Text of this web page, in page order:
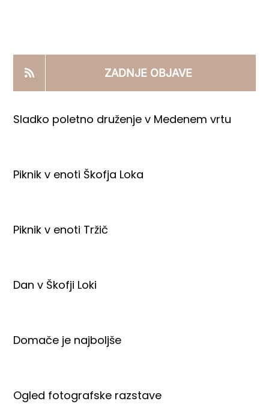
PRODAJNI IZDELKI
AKTUALNO
ZADNJE OBJAVE
Sladko poletno druženje v Medenem vrtu
Piknik v enoti Škofja Loka
Piknik v enoti Tržič
Dan v Škofji Loki
Domače je najboljše
Ogled fotografske razstave